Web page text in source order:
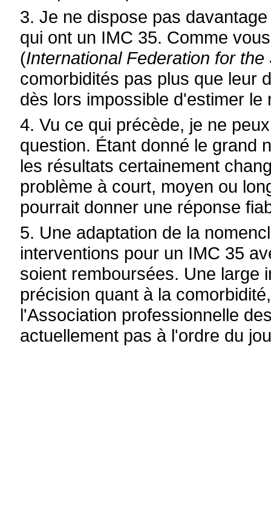
3. Je ne dispose pas
qui ont un IMC 35. Comme
(International Federation for
comorbidités pas plus que leur
dès lors impossible d'estimer
4. Vu ce qui précède, je ne
question. Étant donné le grand
les résultats certainement
problème à court, moyen ou
pourrait donner une réponse
5. Une adaptation de la
interventions pour un IMC 35
soient remboursées. Une large
précision quant à la
l'Association professionnelle
actuellement pas à l'ordre du